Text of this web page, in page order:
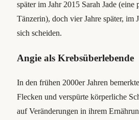
später im Jahr 2015 Sarah Jade (eine
Tänzerin), doch vier Jahre später, im
sich scheiden.
Angie als Krebsüberlebende
In den frühen 2000er Jahren
Flecken und verspürte körperliche
auf Veränderungen in ihrem